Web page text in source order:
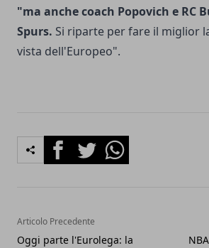
"ma anche coach Popovich e RC
Spurs. Si riparte per fare il miglior
vista dell'Europeo".
FacebookTwitterWhatsapp
Articolo Precedente
Oggi parte l'Eurolega: la